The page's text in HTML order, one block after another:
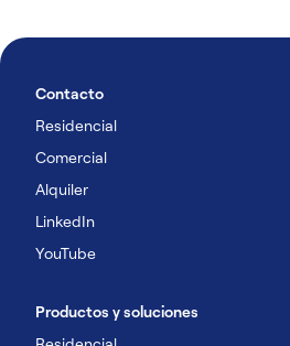
Contacto
Residencial
Comercial
Alquiler
LinkedIn
YouTube
Productos y soluciones